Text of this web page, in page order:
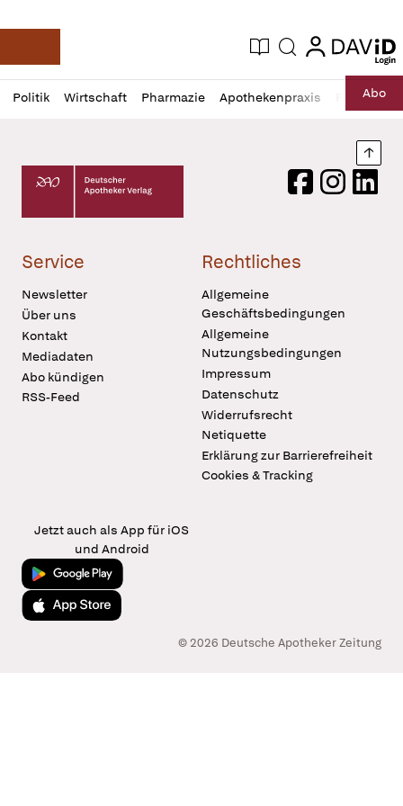
Deutsche Apotheker Zeitung
Aktuelle Ausgabe
Suche login
login
Politik Wirtschaft Pharmazie Apothekenpraxis RechtAbo
Profil
öffnen
Daz
Pur
Deutscher Apotheker Verlag Logo
FacebookInstagram
Service
Newsletter
Über uns
Kontakt
Mediadaten
Abo kündigen
RSS-Feed
Rechtliches
Allgemeine
Geschäftsbedingungen
Allgemeine
Nutzungsbedingungen
Impressum
Datenschutz
Widerrufsrecht
Netiquette
Erklärung zur Barrierefreiheit
Cookies & Tracking
Jetzt auch als App für iOS
und Android
Jetzt bei Google Play
Laden im App Store
© 2026 Deutsche Apotheker Zeitung